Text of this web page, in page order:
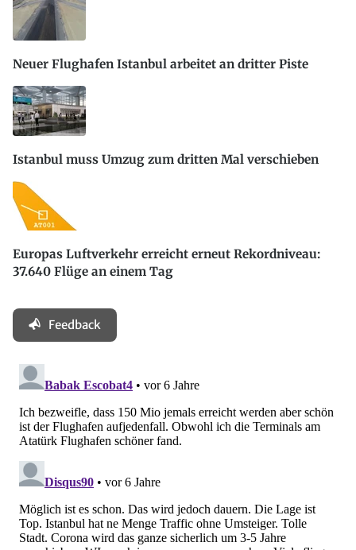
Neuer Flughafen Istanbul arbeitet an dritter Piste
Istanbul muss Umzug zum dritten Mal verschieben
Europas Luftverkehr erreicht erneut Rekordniveau:
37.640 Flüge an einem Tag
Feedback